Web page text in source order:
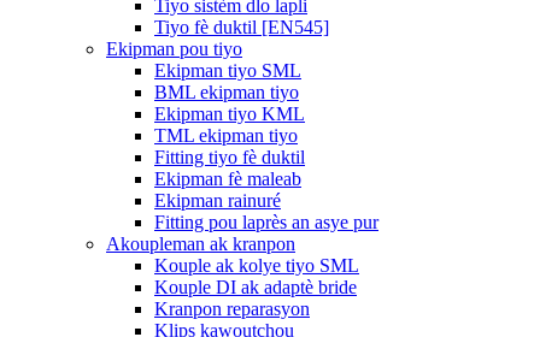
Tiyo sistèm dlo lapli
Tiyo fè duktil [EN545]
Ekipman pou tiyo
Ekipman tiyo SML
BML ekipman tiyo
Ekipman tiyo KML
TML ekipman tiyo
Fitting tiyo fè duktil
Ekipman fè maleab
Ekipman rainuré
Fitting pou laprès an asye pur
Akoupleman ak kranpon
Kouple ak kolye tiyo SML
Kouple DI ak adaptè bride
Kranpon reparasyon
Klips kawoutchou